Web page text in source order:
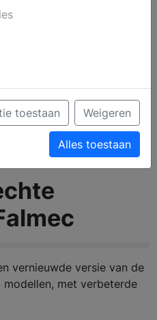
vernieuwde versie van de
modellen, met verbeterde
toestaan Weigeren
Alles toestaan